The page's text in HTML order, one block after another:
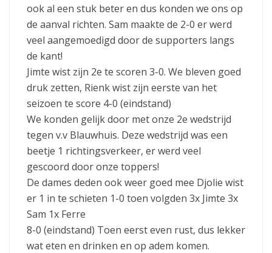
ook al een stuk beter en dus konden we ons op
de aanval richten. Sam maakte de 2-0 er werd
veel aangemoedigd door de supporters langs
de kant!
Jimte wist zijn 2e te scoren 3-0. We bleven goed
druk zetten, Rienk wist zijn eerste van het
seizoen te score 4-0 (eindstand)
We konden gelijk door met onze 2e wedstrijd
tegen v.v Blauwhuis. Deze wedstrijd was een
beetje 1 richtingsverkeer, er werd veel
gescoord door onze toppers!
De dames deden ook weer goed mee Djolie wist
er 1 in te schieten 1-0 toen volgden 3x Jimte 3x
Sam 1x Ferre
8-0 (eindstand) Toen eerst even rust, dus lekker
wat eten en drinken en op adem komen.